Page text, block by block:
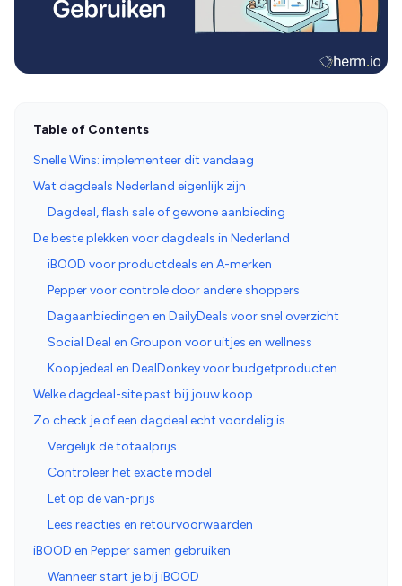
Table of Contents
Snelle Wins: implementeer dit vandaag
Wat dagdeals Nederland eigenlijk zijn
Dagdeal, flash sale of gewone aanbieding
De beste plekken voor dagdeals in Nederland
iBOOD voor productdeals en A-merken
Pepper voor controle door andere shoppers
Dagaanbiedingen en DailyDeals voor snel overzicht
Social Deal en Groupon voor uitjes en wellness
Koopjedeal en DealDonkey voor budgetproducten
Welke dagdeal-site past bij jouw koop
Zo check je of een dagdeal echt voordelig is
Vergelijk de totaalprijs
Controleer het exacte model
Let op de van-prijs
Lees reacties en retourvoorwaarden
iBOOD en Pepper samen gebruiken
Wanneer start je bij iBOOD